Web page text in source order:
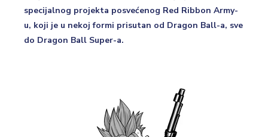
specijalnog projekta posvećenog Red Ribbon Army-
u, koji je u nekoj formi prisutan od Dragon Ball-a, sve
do Dragon Ball Super-a.